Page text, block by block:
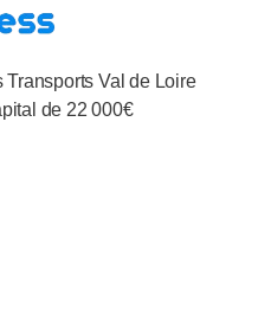
Val de Loire
de 22 000€